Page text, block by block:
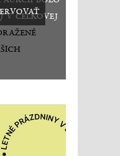
v celkovej